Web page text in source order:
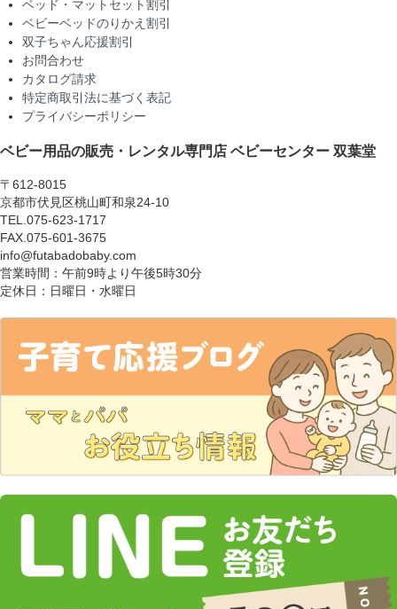
ベッド・マットセット割引
ベビーベッドのりかえ割引
双子ちゃん応援割引
お問合わせ
カタログ請求
特定商取引法に基づく表記
プライバシーポリシー
ベビー用品の販売・レンタル専門店 ベビーセンター 双葉堂
〒612-8015
京都市伏見区桃山町和泉24-10
TEL.075-623-1717
FAX.075-601-3675
info@futabadobaby.com
営業時間：午前9時より午後5時30分
定休日：日曜日・水曜日